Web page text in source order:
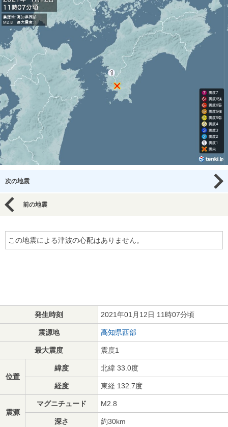
次の地震
前の地震
この地震による津波の心配はありません。
発生時刻 2021年01月12日 11時07分頃
震源地 高知県西部
最大震度 震度1
位置
緯度 北緯 33.0度
経度 東経 132.7度
震源
マグニチュード M2.8
深さ 約30km